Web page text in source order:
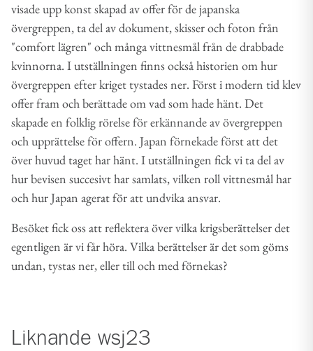
visade upp konst skapad av offer för de japanska
övergreppen, ta del av dokument, skisser och foton från
"comfort lägren" och många vittnesmål från de drabbade
kvinnorna. I utställningen finns också historien om hur
övergreppen efter kriget tystades ner. Först i modern tid klev
offer fram och berättade om vad som hade hänt. Det
skapade en folklig rörelse för erkännande av övergreppen
och upprättelse för offern. Japan förnekade först att det
över huvud taget har hänt. I utställningen fick vi ta del av
hur bevisen succesivt har samlats, vilken roll vittnesmål har
och hur Japan agerat för att undvika ansvar.
Besöket fick oss att reflektera över vilka krigsberättelser det
egentligen är vi får höra. Vilka berättelser är det som göms
undan, tystas ner, eller till och med förnekas?
Liknande wsj23